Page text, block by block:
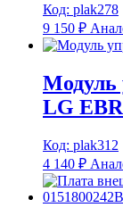
Код: plak278
9 150 ₽
Модуль
LG
Код: plak312
4 140 ₽